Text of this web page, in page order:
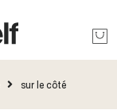
sur le côté